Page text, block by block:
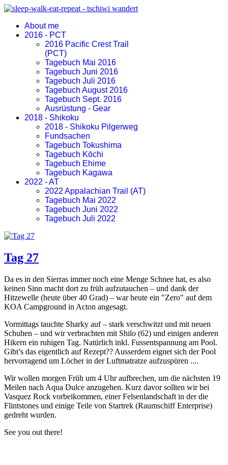
About me
2016 - PCT
2016 Pacific Crest Trail
(PCT)
Tagebuch Mai 2016
Tagebuch Juni 2016
Tagebuch Juli 2016
Tagebuch August 2016
Tagebuch Sept. 2016
Ausrüstung - Gear
2018 - Shikoku
2018 - Shikoku Pilgerweg
Fundsachen
Tagebuch Tokushima
Tagebuch Kōchi
Tagebuch Ehime
Tagebuch Kagawa
2022 - AT
2022 Appalachian Trail (AT)
Tagebuch Mai 2022
Tagebuch Juni 2022
Tagebuch Juli 2022
Tag 27
Da es in den Sierras immer noch eine Menge Schnee hat, es also
keinen Sinn macht dort zu früh aufzutauchen – und dank der
Hitzewelle (heute über 40 Grad) – war heute ein "Zero" auf dem
KOA Campground in Acton angesagt.
Vormittags tauchte Sharky auf – stark verschwitzt und mit neuen
Schuhen – und wir verbrachten mit Shilo (62) und einigen anderen
Hikern ein ruhigen Tag. Natürlich inkl. Fussentspannung am Pool.
Gibt’s das eigentlich auf Rezept?? Ausserdem eignet sich der Pool
hervorragend um Löcher in der Luftmatratze aufzuspüren ....
Wir wollen morgen Früh um 4 Uhr aufbrechen, um die nächsten 19
Meilen nach Aqua Dulce anzugehen. Kurz davor sollten wir bei
Vasquez Rock vorbeikommen, einer Felsenlandschaft in der die
Flintstones und einige Teile von Startrek (Raumschiff Enterprise)
gedreht wurden.
See you out there!